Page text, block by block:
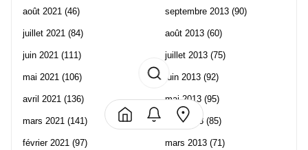
août 2021 (46)
juillet 2021 (84)
juin 2021 (111)
mai 2021 (106)
avril 2021 (136)
mars 2021 (141)
février 2021 (97)
septembre 2013 (90)
août 2013 (60)
juillet 2013 (75)
juin 2013 (92)
mai 2013 (95)
avril 2013 (85)
mars 2013 (71)